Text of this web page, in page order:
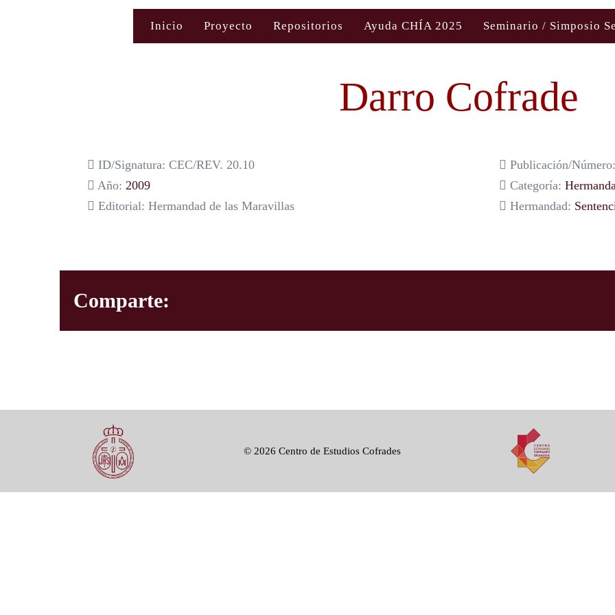
Inicio Proyecto Repositorios Ayuda CHÍA 2025 Seminario / Simposio
Darro Cofrade
ID/Signatura: CEC/REV. 20.10
Año: 2009
Editorial: Hermandad de las Maravillas
Publicación/
Categoría:
Hermandad:
Comparte:
© 2026 Centro de Estudios Cofrades